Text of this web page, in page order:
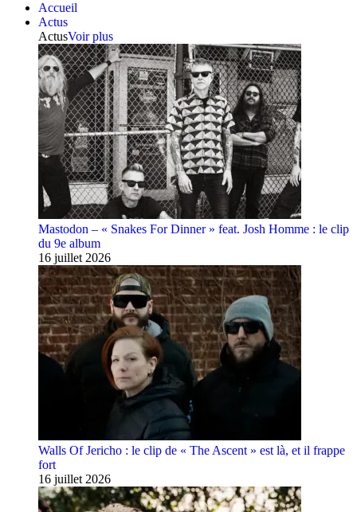
Accueil
Actus
ActusVoir plus
Mastodon – « Snakes For Dinner » feat. Josh Homme : le clip
du 9e album
16 juillet 2026
Walls Of Jericho : le clip de « The Ascent » est là, et il frappe
fort
16 juillet 2026